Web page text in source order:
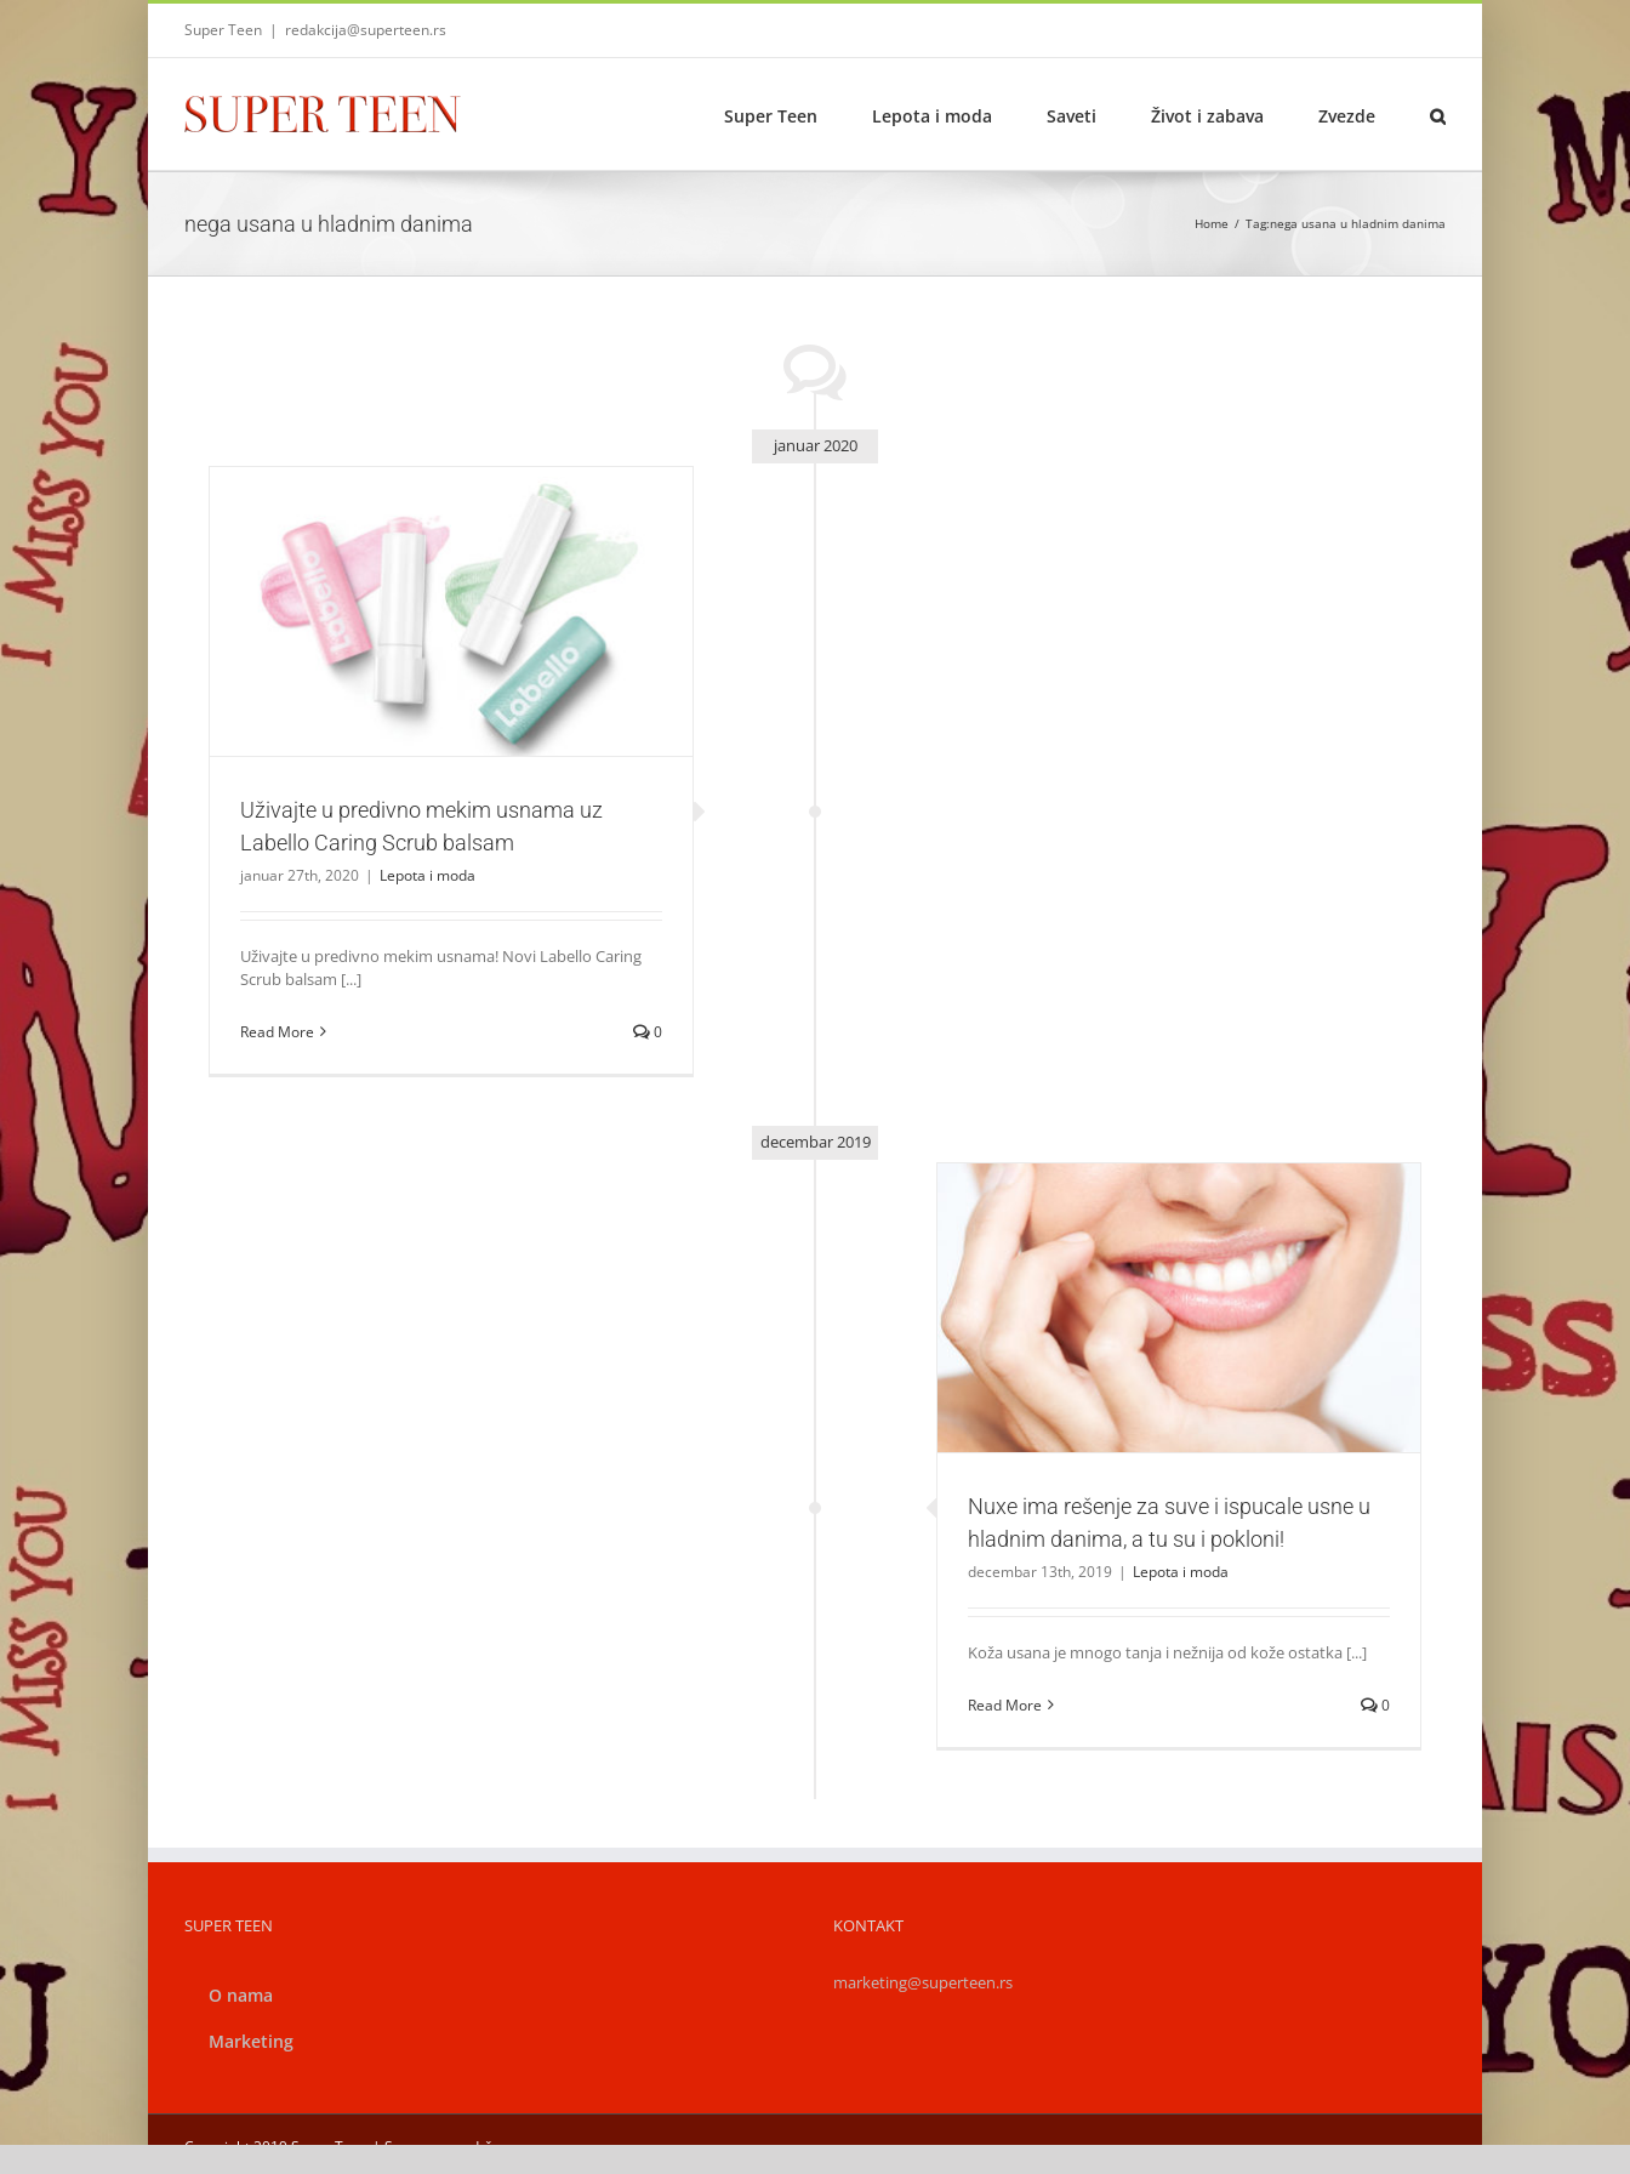
Super Teen | redakcija@superteen.rs
Super Teen Lepota i moda Saveti Život i zabava Zvezde
nega usana u hladnim danima Home Tag:nega usana u hladnim danima
januar 2020
Uživajte u predivno mekim usnama uz Labello Caring Scrub
Lepota i moda
Uživajte u predivno mekim usnama uz
Labello Caring Scrub balsam
januar 27th, 2020 | Lepota i moda
Uživajte u predivno mekim usnama! Novi Labello Caring
Scrub balsam [...]
Read More 0
decembar 2019
Nuxe ima rešenje za suve i ispucale usne u hladnim
danima, a tu su i pokloni!
Lepota i moda
Nuxe ima rešenje za suve i ispucale usne u
hladnim danima, a tu su i pokloni!
decembar 13th, 2019 | Lepota i moda
Koža usana je mnogo tanja i nežnija od kože ostatka [...]
Read More 0
SUPER TEEN
O nama
Marketing
KONTAKT
marketing@superteen.rs
Copyright 2019 Super Teen | Sva prava zadržana